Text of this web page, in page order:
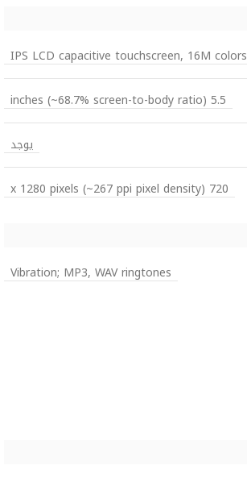
IPS LCD capacitive touchscreen, 16M colors
5.5 inches (~68.7% screen-to-body ratio)
يوجد
720 x 1280 pixels (~267 ppi pixel density)
Vibration; MP3, WAV ringtones